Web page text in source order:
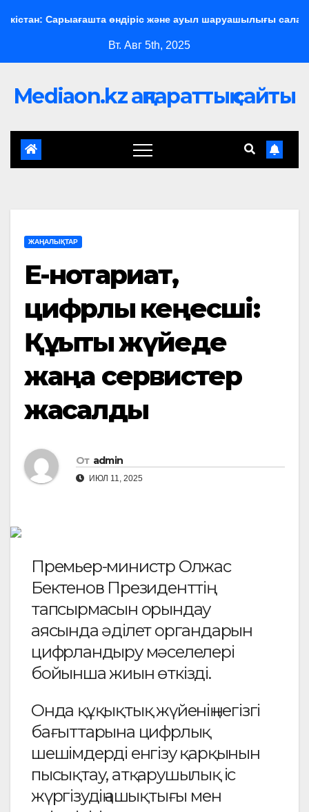
Сарыағашта өндіріс және ауыл шаруашылығы
Вт. Авг 5th, 2025
Mediaon.kz ақпараттық сайты
ЖАҢАЛЫҚТАР
E-нотариат,
цифрлық кеңесші:
Құқықтық жүйеде
жаңа сервистер
жасалды
От admin
ИЮЛ 11, 2025
Премьер-министр Олжас
Бектенов Президенттің
тапсырмасын орындау
аясында әділет органдарын
цифрландыру мәселелері
бойынша жиын өткізді.
Онда құқықтық жүйенің негізгі
бағыттарына цифрлық
шешімдерді енгізу қарқынын
пысықтау, атқарушылық іс
жүргізудің ашықтығы мен